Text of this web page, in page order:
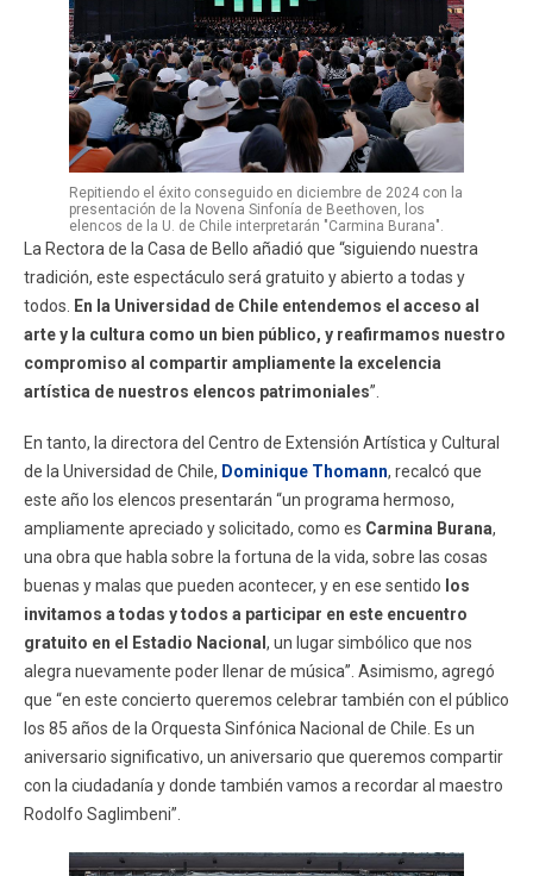
Repitiendo el éxito conseguido en diciembre de 2024 con la
presentación de la Novena Sinfonía de Beethoven, los
elencos de la U. de Chile interpretarán "Carmina Burana".
La Rectora de la Casa de Bello añadió que “siguiendo nuestra
tradición, este espectáculo será gratuito y abierto a todas y
todos.
En la Universidad de Chile entendemos el acceso al
arte y la cultura como un bien público, y reafirmamos nuestro
compromiso al compartir ampliamente la excelencia
artística de nuestros elencos patrimoniales”.
En tanto, la directora del Centro de Extensión Artística y Cultural
de la Universidad de Chile, Dominique Thomann, recalcó que
este año los elencos presentarán “un programa hermoso,
ampliamente apreciado y solicitado, como es Carmina Burana,
una obra que habla sobre la fortuna de la vida, sobre las cosas
buenas y malas que pueden acontecer, y en ese sentido los
invitamos a todas y todos a participar en este encuentro
gratuito en el Estadio Nacional , un lugar simbólico que nos
alegra nuevamente poder llenar de música”. Asimismo, agregó
que “en este concierto queremos celebrar también con el público
los 85 años de la Orquesta Sinfónica Nacional de Chile. Es un
aniversario significativo, un aniversario que queremos compartir
con la ciudadanía y donde también vamos a recordar al maestro
Rodolfo Saglimbeni”.